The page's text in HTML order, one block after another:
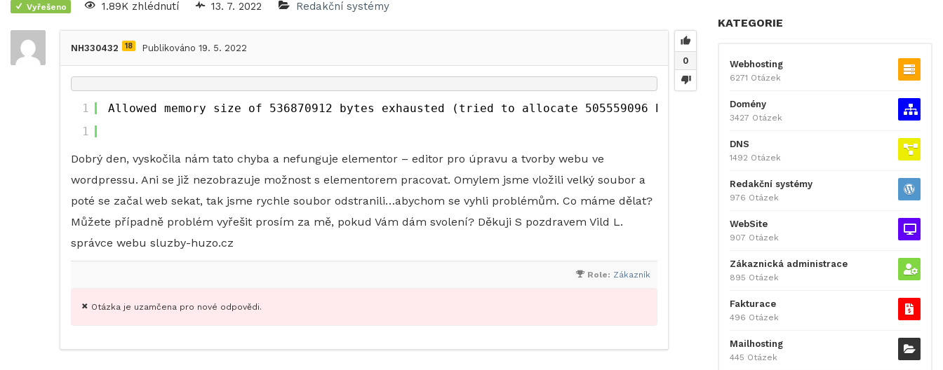
Vyřešeno 1.89K zhlédnutí 13. 7. 2022 Redakční systémy
0
NH330432 18 Publikováno 19. 5. 2022
1
Allowed memory size of 536870912 bytes exhausted (tried to allocate 505559096 bytes)
1
Dobrý den, vyskočila nám tato chyba a nefunguje elementor – editor pro úpravu a tvorby webu ve
wordpressu. Ani se již nezobrazuje možnost s elementorem pracovat. Omylem jsme vložili velký soubor a
poté se začal web sekat, tak jsme rychle soubor odstranili…abychom se vyhli problémům. Co máme dělat?
Můžete případně problém vyřešit prosím za mě, pokud Vám dám svolení? Děkuji S pozdravem Vild L.
správce webu sluzby-huzo.cz
Role: Zákazník
Otázka je uzamčena pro nové odpovědi.
KATEGORIE
Webhosting
6271 Otázek
Domény
3427 Otázek
DNS
1492 Otázek
Redakční systémy
976 Otázek
WebSite
907 Otázek
Zákaznická administrace
895 Otázek
Fakturace
496 Otázek
Mailhosting
445 Otázek